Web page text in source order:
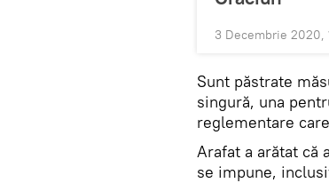
3 Decembrie 2020,
Sunt păstrate
singură, una
reglementare
Arafat a arătat că
se impune,